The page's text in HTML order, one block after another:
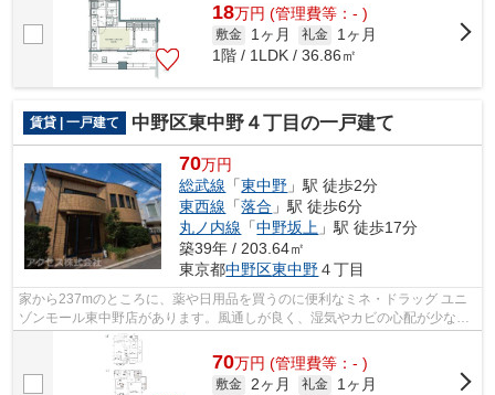
18万円 (管理費等：- )
敷金 1ヶ月 礼金
1ヶ月
1階 / 1LDK / 36.86㎡
賃貸 | 一戸建て 中野区東中野４丁目の一戸建て
70万円
総武線 「東中野 」駅 徒歩2分
東西線 「落合 」駅 徒歩6分
丸ノ内線 「中野坂上 」駅 徒歩17分
築39年 / 203.64㎡
東京都中野区東中野４丁目
家から237mのところに、薬や日用品を買うのに便利なミネ・ドラッグ ユニ
ゾンモール東中野店があります。風通しが良く、湿気やカビの心配が少ない
物件です。高ニーズな駅近の物件で、徒...
70万円 (管理費等：- )
敷金 2ヶ月 礼金
1ヶ月